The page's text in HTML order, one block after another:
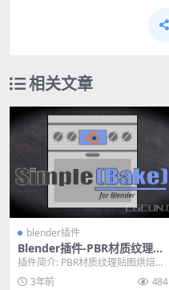
相关文章
blender插件
Blender插件-PBR材质纹理贴
图烘焙插件 SimpleBake 6.4.
2
插件简介: PBR材质纹理贴图烘焙插
件 SimpleBake 6.4.2是Ble...
3年前 484